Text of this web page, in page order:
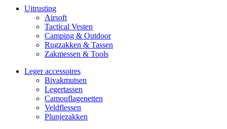
Uitrusting
Airsoft
Tactical Ves­ten
Camping & Outdoor
Rugzakken & Tassen
Zakmessen & Tools
Leger accessoires
Bivakmutsen
Legertassen
Camouflage­­netten
Veldflessen
Plunjezakken